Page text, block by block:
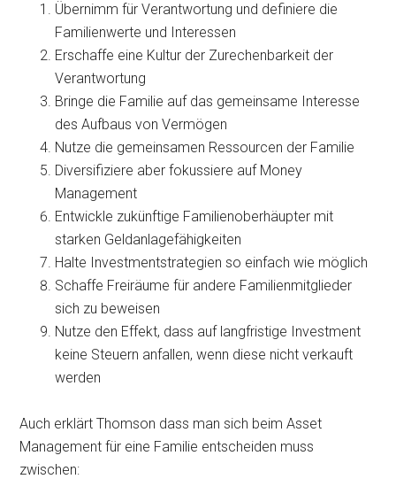
Übernimm für Verantwortung und definiere die
Familienwerte und Interessen
Erschaffe eine Kultur der Zurechenbarkeit der
Verantwortung
Bringe die Familie auf das gemeinsame Interesse
des Aufbaus von Vermögen
Nutze die gemeinsamen Ressourcen der Familie
Diversifiziere aber fokussiere auf Money
Management
Entwickle zukünftige Familienoberhäupter mit
starken Geldanlagefähigkeiten
Halte Investmentstrategien so einfach wie möglich
Schaffe Freiräume für andere Familienmitglieder
sich zu beweisen
Nutze den Effekt, dass auf langfristige Investment
keine Steuern anfallen, wenn diese nicht verkauft
werden
Auch erklärt Thomson dass man sich beim Asset
Management für eine Familie entscheiden muss
zwischen: